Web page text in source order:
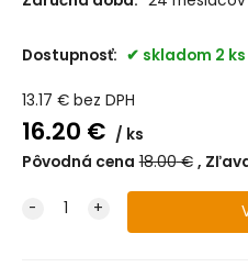
Dostupnosť: skladom 2 ks
13.17 € bez DPH
16.20 €
ks
Pôvodná cena 18.00€